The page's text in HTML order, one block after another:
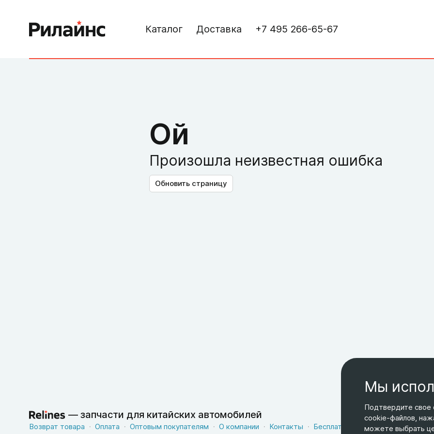
Каталог Доставка +7 495 266-65-67
Ой
Произошла неизвестная ошибка
Обновить страницу
— запчасти для китайских автомобилей
Возврат товара Оплата Оптовым покупателям О компании Контакты Бесплатная доставка
Оферта
Мы
Подтвердите свое
cookie-файлов,
можете выбрать